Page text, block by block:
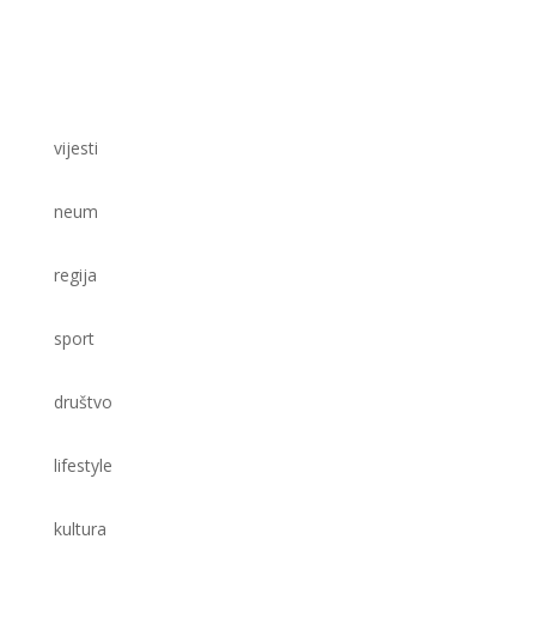
vijesti
neum
regija
sport
društvo
lifestyle
kultura